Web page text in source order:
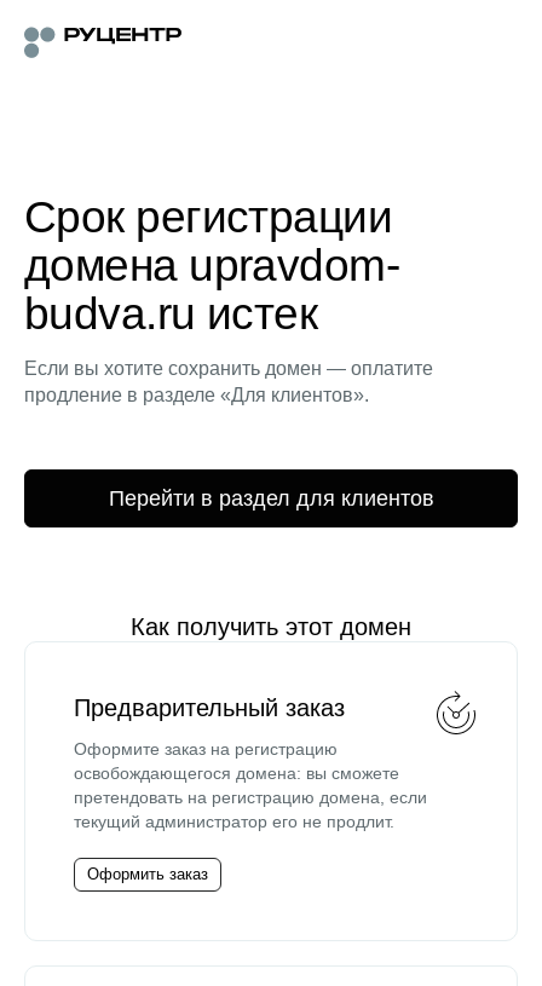
Срок регистрации
домена upravdom-
budva.ru истек
Если вы хотите сохранить домен — оплатите
продление в разделе «Для клиентов».
Перейти в раздел для клиентов
Как получить этот домен
Предварительный заказ
Оформите заказ на регистрацию
освобождающегося домена: вы сможете
претендовать на регистрацию домена, если
текущий администратор его не продлит.
Оформить заказ